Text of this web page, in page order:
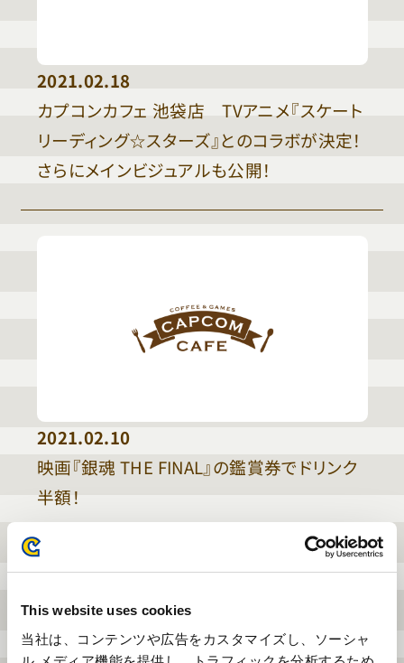
This website uses cookies
当社は、コンテンツや広告をカスタマイズし、ソーシャ
2021.02.18
カプコンカフェ 池袋店 TVアニメ『スケート
リーディング☆スターズ』とのコラボが決定！
さらにメインビジュアルも公開！
2021.02.10
映画『銀魂 THE FINAL』の鑑賞券でドリンク
半額！